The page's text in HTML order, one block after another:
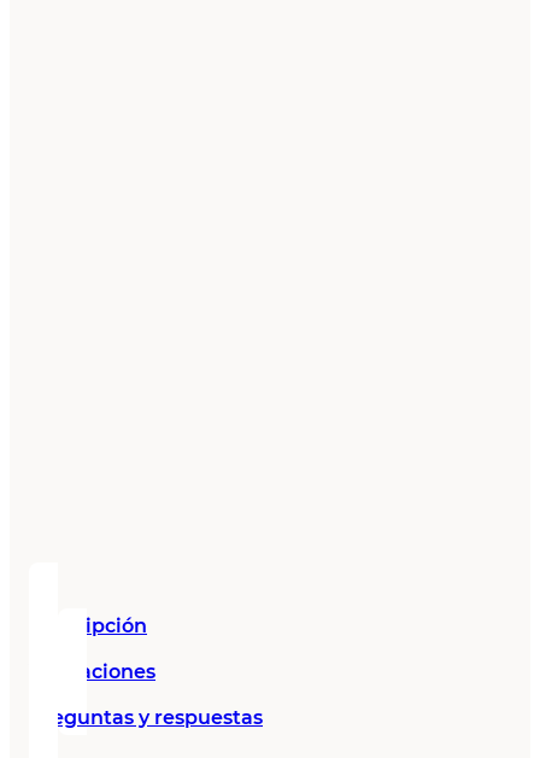
Descripción
Valoraciones
Preguntas y respuestas